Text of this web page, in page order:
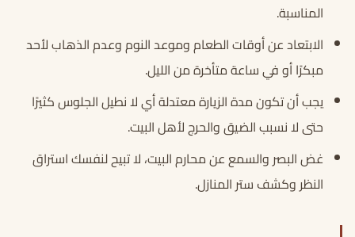
المناسبة.
الابتعاد عن أوقات الطعام وموعد النوم وعدم الذهاب لأحد
مبكرًا أو في ساعة متأخرة من الليل.
يجب أن تكون مدة الزيارة معتدلة أي لا نطيل الجلوس كثيرًا
حتى لا نسبب الضيق والحرج لأهل البيت.
غض البصر والسمع عن محارم البيت، لا تبيح لنفسك استراق
النظر وكشف ستر المنازل.